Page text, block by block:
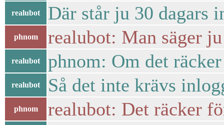
realubot Där står ju 30 dagars
phnom realubot: Man säger
realubot phnom: Om det
realubot Så det inte krävs
phnom realubot: Det räcker